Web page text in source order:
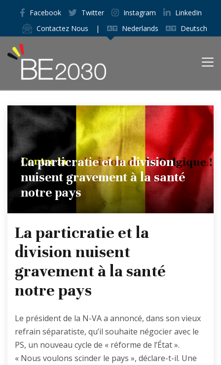
Facebook Twitter Instagram
LinkedIn
Contactez Nous
| Nederlands Deutsch
La particratie et la division
nuisent gravement à la santé
notre pays
La particratie et la
division nuisent
gravement à la santé
notre pays
Le président de la N-VA a annoncé, dans son vieux
refrain séparatiste, qu’il souhaite négocier avec le
PS, un nouveau cycle de « réforme de l’État ».
« Nous voulons scinder le pays », déclare-t-il. Une